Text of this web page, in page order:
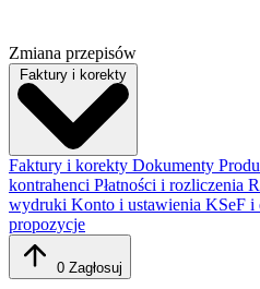
Zmiana przepisów
Faktury i korekty
Faktury i korekty Dokumenty
kontrahenci Płatności i rozliczenia
wydruki Konto i ustawienia KSeF i
propozycje
0 Zagłosuj